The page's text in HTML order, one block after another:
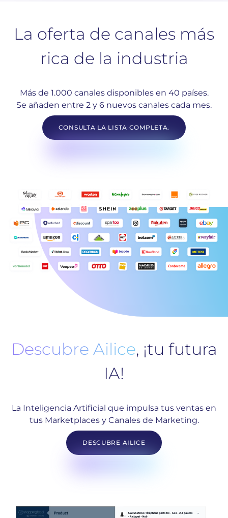
La oferta de canales más
rica de la industria
Más de 1.000 canales disponibles en 40 países.
Se añaden entre 2 y 6 nuevos canales cada mes.
CONSULTA LA LISTA COMPLETA.
Descubre Ailice, ¡tu futura
IA!
La Inteligencia Artificial que impulsa tus ventas en
tus Marketplaces y Canales de Marketing.
DESCUBRE AILICE